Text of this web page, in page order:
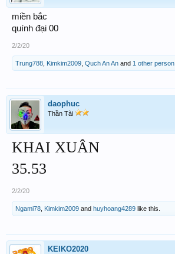
miền bắc
quính đại 00
2/2/20
Trung788 Kimkim2009 Quch An An and 1 other person
daophuc
Thần Tài
KHAI XUÂN
35.53
2/2/20
Ngami78 Kimkim2009 and huyhoang4289 like this.
KEIKO2020